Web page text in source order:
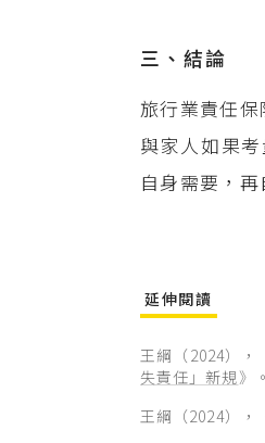
三、結論
旅行業責任
與家人如果
自身需要，
延伸閱讀
王綱（2024），
失責任」新規》。
王綱（2024），